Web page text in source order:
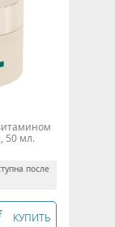
50 мл.
после
КУПИТЬ